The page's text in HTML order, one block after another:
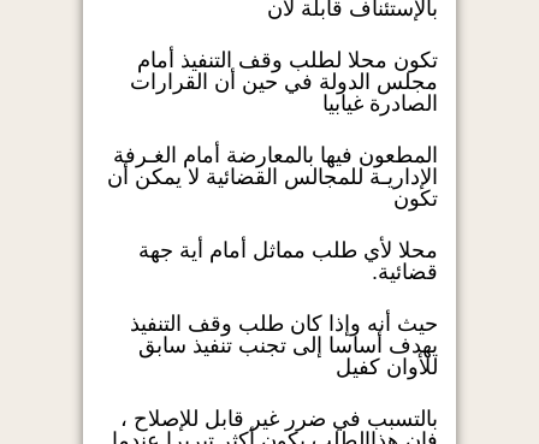
بالإستئناف قابلة لأن
تكون محلا لطلب وقف التنفيذ أمام
مجلس الدولة في حين أن القرارات
الصادرة غيابيا
المطعون فيها بالمعارضة أمام الغـرفة
الإداريـة للمجالس القضائية لا يمكن أن
تكون
محلا لأي طلب مماثل أمام أية جهة
قضائية.
حيث أنه وإذا كان طلب وقف التنفيذ
يهدف أساسا إلى تجنب تنفيذ سابق
للأوان كفيل
بالتسبب في ضرر غير قابل للإصلاح ،